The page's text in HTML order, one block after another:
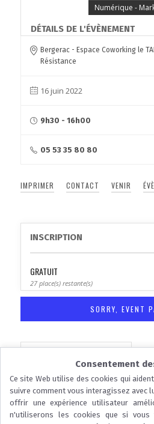
Numérique -
DÉTAILS DE L'ÉVÈNEMENT
Bergerac - Espace Coworking le
Résistance
16 juin 2022
9h30 - 16h00
05 53 35 80 80
IMPRIMER CONTACT VENIR
INSCRIPTION
GRATUIT
27 place(s) restante(s)
SORRY, EVENT
Consentement
Ce site Web utilise des cookies qui
suivre comment vous interagissez avec
offrir une expérience utilisateur
n'utiliserons les cookies que si vous